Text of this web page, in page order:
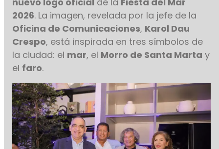
2026. La imagen, revelada por la jefe de la
Oficina de Comunicaciones, Karol Dau
Crespo, está inspirada en tres símbolos de
la ciudad: el mar, el Morro de Santa Marta y
el faro.